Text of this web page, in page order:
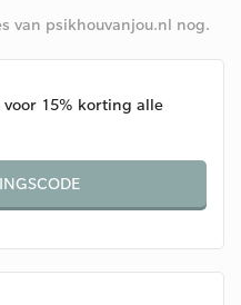
van psikhouvanjou.nl nog.
voor 15% korting alle